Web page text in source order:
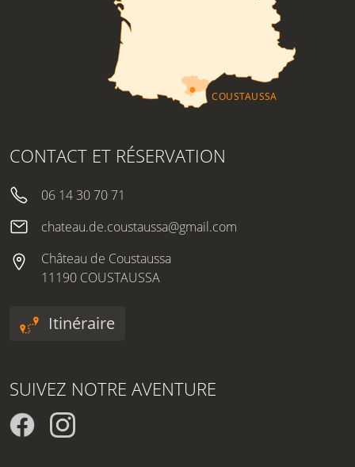
CONTACT ET RÉSERVATION
06 14 30 70 71
chateau.de.coustaussa@gmail.com
Château de Coustaussa
11190 COUSTAUSSA
Itinéraire
SUIVEZ NOTRE AVENTURE